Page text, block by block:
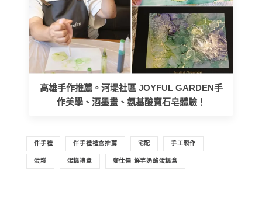
高雄手作推薦。河堤社區 JOYFUL GARDEN手
作美學、酒墨畫、氨基酸寶石皂體驗！
伴手禮 伴手禮禮盒推薦 宅配 手工製作
蛋糕 蛋糕禮盒 麥仕佳 鮮芋奶酪蛋糕盒